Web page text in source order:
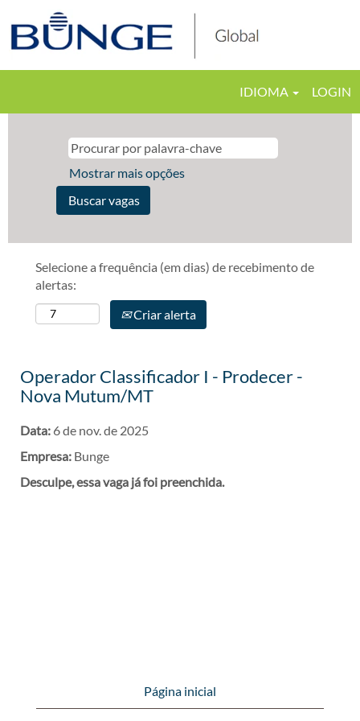
IDIOMA LOGIN
Mostrar mais opções
Selecione a frequência (em dias) de recebimento de
alertas:
Criar alerta
Operador Classificador I - Prodecer -
Nova Mutum/MT
Data: 6 de nov. de 2025
Empresa: Bunge
Desculpe, essa vaga já foi preenchida.
Página inicial